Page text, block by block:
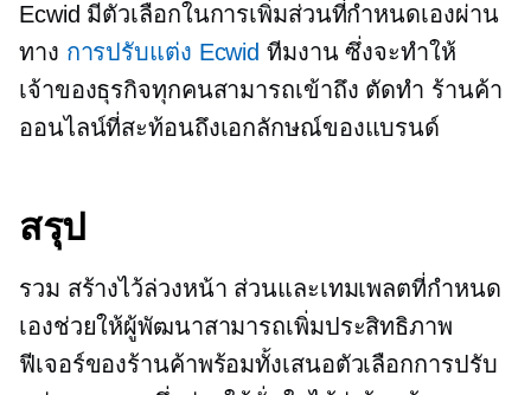
Ecwid มีตัวเลือกในการเพิ่มส่วนที่กำหนดเองผ่าน
ทาง การปรับแต่ง Ecwid ทีมงาน ซึ่งจะทำให้
เจ้าของธุรกิจทุกคนสามารถเข้าถึง ตัดทำ ร้านค้า
ออนไลน์ที่สะท้อนถึงเอกลักษณ์ของแบรนด์
สรุป
รวม สร้างไว้ล่วงหน้า ส่วนและเทมเพลตที่กำหนด
เองช่วยให้ผู้พัฒนาสามารถเพิ่มประสิทธิภาพ
ฟีเจอร์ของร้านค้าพร้อมทั้งเสนอตัวเลือกการปรับ